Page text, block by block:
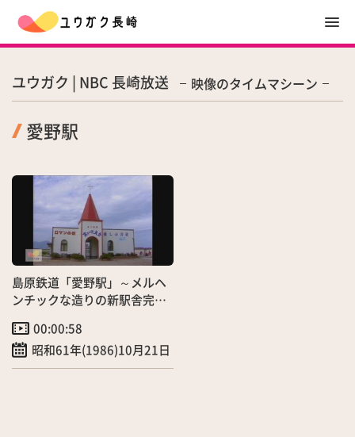
ユウガク | NBC 長崎放送 映像のタイムマシーン
愛野駅
島原鉄道「愛野駅」～メルヘ
ンチックな造りの新駅舎完
00:00:58
昭和61年(1986)10月21日